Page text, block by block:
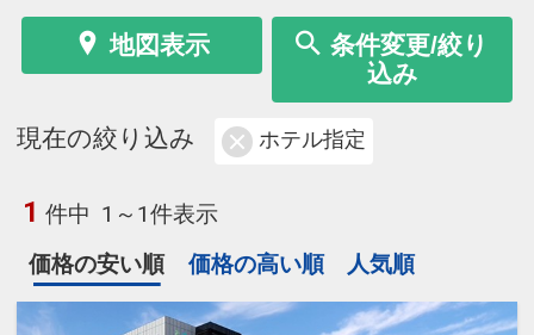
地図表示
条件変更/絞り
込み
現在の絞り込み ホテル指定
1 件中 1～1件表示
価格の安い順
価格の高い順 人気順